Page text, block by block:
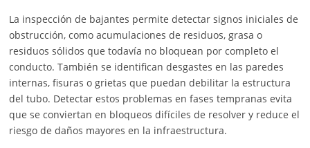
La inspección de bajantes permite detectar signos iniciales de
obstrucción, como acumulaciones de residuos, grasa o
residuos sólidos que todavía no bloquean por completo el
conducto. También se identifican desgastes en las paredes
internas, fisuras o grietas que puedan debilitar la estructura
del tubo. Detectar estos problemas en fases tempranas evita
que se conviertan en bloqueos difíciles de resolver y reduce el
riesgo de daños mayores en la infraestructura.